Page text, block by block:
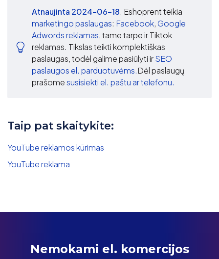
Atnaujinta 2024-06-18. Eshoprent teikia
marketingo paslaugas: Facebook, Google
Adwords reklamas, tame tarpe ir Tiktok
reklamas. Tikslas teikti komplektiškas
paslaugas, todėl galime pasiūlyti irSEO
paslaugos el. parduotuvėms.Dėl paslaugų
prašomesusisiekti el. paštu ar telefonu.
Taip pat skaitykite:
YouTube reklamos kūrimas
YouTube reklama
Nemokami el. komercijos